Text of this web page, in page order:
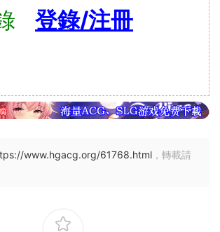
登錄/注冊
www.hgacg.org/61768.html ，轉載請